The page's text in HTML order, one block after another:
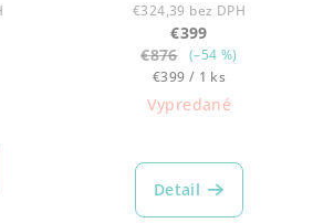
€324,39 bez DPH
€399
€876 (–54 %)
Jednotková
cena:
€399 / 1 ks
Vypredané
Detail